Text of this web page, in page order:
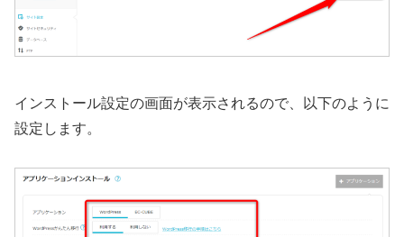
インストール設定の画面が表示されるので、以下のように
設定します。